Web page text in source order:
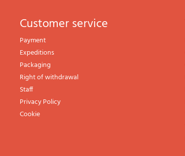
Customer service
Payment
Expeditions
Packaging
Right of withdrawal
Staff
Privacy Policy
Cookie